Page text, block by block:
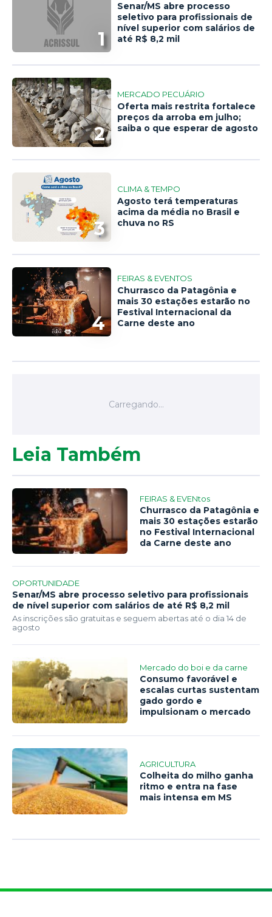
1
Senar/MS abre processo
seletivo para profissionais de
nível superior com salários de
até R$ 8,2 mil
2
MERCADO PECUÁRIO
Oferta mais restrita fortalece
preços da arroba em julho;
saiba o que esperar de agosto
3
CLIMA & TEMPO
Agosto terá temperaturas
acima da média no Brasil e
chuva no RS
4
FEIRAS & EVENTOS
Churrasco da Patagônia e
mais 30 estações estarão no
Festival Internacional da
Carne deste ano
Leia Também
FEIRAS & EVENtos
Churrasco da Patagônia e
mais 30 estações estarão
no Festival Internacional
da Carne deste ano
OPORTUNIDADE
Senar/MS abre processo seletivo para profissionais
de nível superior com salários de até R$ 8,2 mil
As inscrições são gratuitas e seguem abertas até o dia 14 de
agosto
Mercado do boi e da carne
Consumo favorável e
escalas curtas sustentam
gado gordo e
impulsionam o mercado
AGRICULTURA
Colheita do milho ganha
ritmo e entra na fase
mais intensa em MS